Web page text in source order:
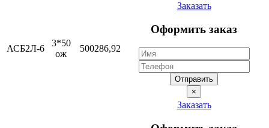
АСБ2Л-6
3*50
ож
500286,92
Заказать
Оформить заказ
Отправить
×
Заказать